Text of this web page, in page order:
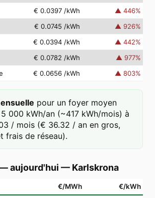
€ 0.0397 /kWh ▲ 446%
€ 0.0745 /kWh ▲ 926%
€ 0.0394 /kWh ▲ 442%
€ 0.0782 /kWh ▲ 977%
€ 0.0656 /kWh ▲ 803%
pour un foyer moyen
000 kWh/an (~417 kWh/mois) à
/ mois (€ 36.32 / an en gros,
frais de réseau).
aujourd'hui — Karlskrona
€/MWh €/kWh